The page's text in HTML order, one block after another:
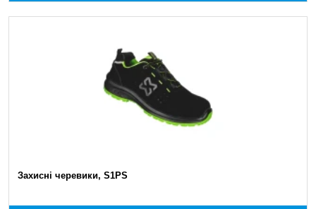
Захисні черевики, S1PS